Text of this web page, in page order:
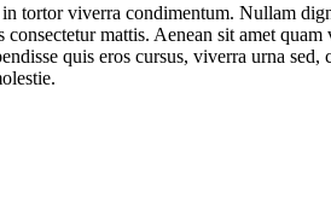
tortor viverra condimentum. Nullam
mattis. Aenean sit amet quam
quis eros cursus, viverra urna sed,